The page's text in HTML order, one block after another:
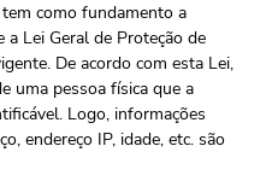
como fundamento a
a Lei Geral de Proteção de
De acordo com esta Lei,
uma pessoa física que a
Logo, informações
endereço IP, idade, etc. são